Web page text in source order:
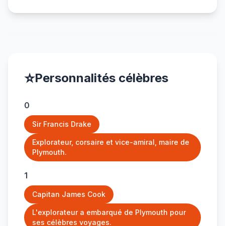
⭐Personnalités célèbres
0
Sir Francis Drake
Explorateur, corsaire et vice-amiral, maire de
Plymouth.
1
Capitan James Cook
L'explorateur a embarqué de Plymouth pour
ses célèbres voyages.